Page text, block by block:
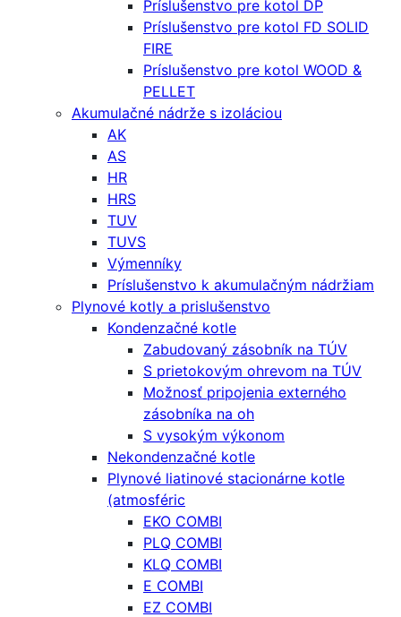
Príslušenstvo pre kotol DP
Príslušenstvo pre kotol FD SOLID
FIRE
Príslušenstvo pre kotol WOOD &
PELLET
Akumulačné nádrže s izoláciou
AK
AS
HR
HRS
TUV
TUVS
Výmenníky
Príslušenstvo k akumulačným nádržiam
Plynové kotly a prislušenstvo
Kondenzačné kotle
Zabudovaný zásobník na TÚV
S prietokovým ohrevom na TÚV
Možnosť pripojenia externého
zásobníka na oh
S vysokým výkonom
Nekondenzačné kotle
Plynové liatinové stacionárne kotle
(atmosféric
EKO COMBI
PLQ COMBI
KLQ COMBI
E COMBI
EZ COMBI